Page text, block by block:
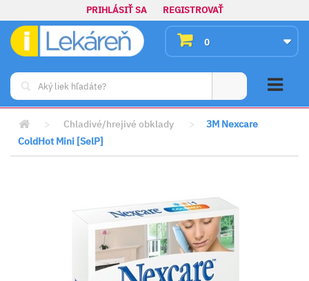
PRIHLÁSIŤ SA REGISTROVAŤ
0
> Chladivé/hrejivé obklady >
3M Nexcare
ColdHot Mini [SelP]